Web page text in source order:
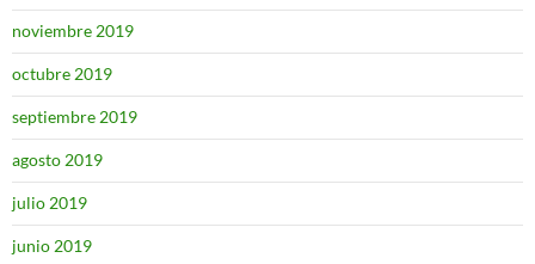
noviembre 2019
octubre 2019
septiembre 2019
agosto 2019
julio 2019
junio 2019